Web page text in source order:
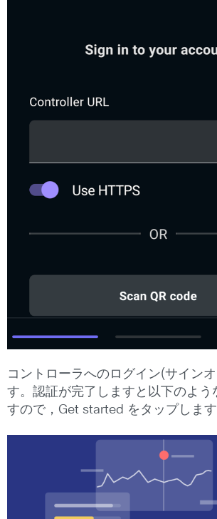
コントローラへのログイン(サイン
す。認証が完了しますと以下のよう
すので，Get started をタップします